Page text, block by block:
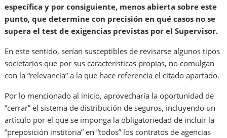
específica y por consiguiente, menos abierta sobre este
punto, que determine con precisión en qué casos no se
supera el test de exigencias previstas por el Supervisor.
En este sentido, serían susceptibles de revisarse algunos tipos
societarios que por sus características propias, no comulgan
con la “relevancia” a la que hace referencia el citado apartado.
Por lo mencionado al inicio, aprovecharía la oportunidad de
“cerrar” el sistema de distribución de seguros, incluyendo un
artículo por el que se imponga la obligatoriedad de incluir la
“preposición institoria” en “todos” los contratos de agencias